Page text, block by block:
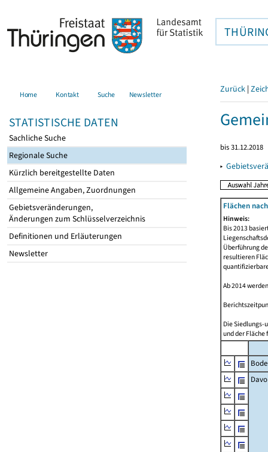
Home Kontakt Suche Newsletter
STATISTISCHE DATEN
Sachliche Suche
Regionale Suche
Kürzlich bereitgestellte Daten
Allgemeine Angaben, Zuordnungen
Gebietsveränderungen,
Änderungen zum Schlüsselverzeichnis
Definitionen und Erläuterungen
Newsletter
Zurück |
bis 31.12.2018
▸
Flächen
Hinweis:
Bis 2013
Überführung
resultieren
Ab 2014
Die Siedlungs-
und der Fläche